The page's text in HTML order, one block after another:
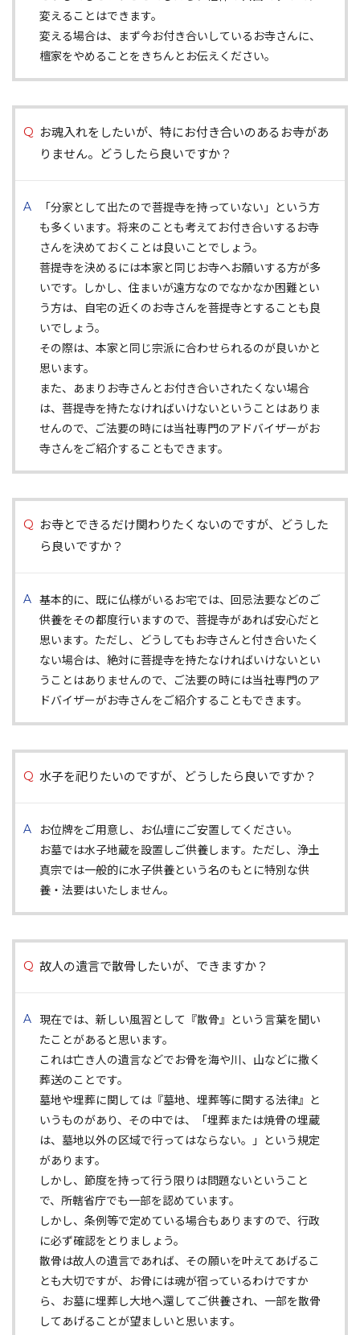
変えることはできます。
変える場合は、まず今お付き合いしているお寺さんに、
檀家をやめることをきちんとお伝えください。
お魂入れをしたいが、特にお付き合いのあるお寺があ
りません。どうしたら良いですか？
「分家として出たので菩提寺を持っていない」という方
も多くいます。将来のことも考えてお付き合いするお寺
さんを決めておくことは良いことでしょう。
菩提寺を決めるには本家と同じお寺へお願いする方が多
いです。しかし、住まいが遠方なのでなかなか困難とい
う方は、自宅の近くのお寺さんを菩提寺とすることも良
いでしょう。
その際は、本家と同じ宗派に合わせられるのが良いかと
思います。
また、あまりお寺さんとお付き合いされたくない場合
は、菩提寺を持たなければいけないということはありま
せんので、ご法要の時には当社専門のアドバイザーがお
寺さんをご紹介することもできます。
お寺とできるだけ関わりたくないのですが、どうした
ら良いですか？
基本的に、既に仏様がいるお宅では、回忌法要などのご
供養をその都度行いますので、菩提寺があれば安心だと
思います。ただし、どうしてもお寺さんと付き合いたく
ない場合は、絶対に菩提寺を持たなければいけないとい
うことはありませんので、ご法要の時には当社専門のア
ドバイザーがお寺さんをご紹介することもできます。
水子を祀りたいのですが、どうしたら良いですか？
お位牌をご用意し、お仏壇にご安置してください。
お墓では水子地蔵を設置しご供養します。ただし、浄土
真宗では一般的に水子供養という名のもとに特別な供
養・法要はいたしません。
故人の遺言で散骨したいが、できますか？
現在では、新しい風習として『散骨』という言葉を聞い
たことがあると思います。
これは亡き人の遺言などでお骨を海や川、山などに撒く
葬送のことです。
墓地や埋葬に関しては『墓地、埋葬等に関する法律』と
いうものがあり、その中では、「埋葬または焼骨の埋蔵
は、墓地以外の区域で行ってはならない。」という規定
があります。
しかし、節度を持って行う限りは問題ないということ
で、所轄省庁でも一部を認めています。
しかし、条例等で定めている場合もありますので、行政
に必ず確認をとりましょう。
散骨は故人の遺言であれば、その願いを叶えてあげるこ
とも大切ですが、お骨には魂が宿っているわけですか
ら、お墓に埋葬し大地へ還してご供養され、一部を散骨
してあげることが望ましいと思います。